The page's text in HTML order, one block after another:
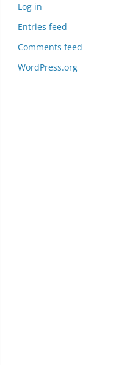
Log in
Entries feed
Comments feed
WordPress.org